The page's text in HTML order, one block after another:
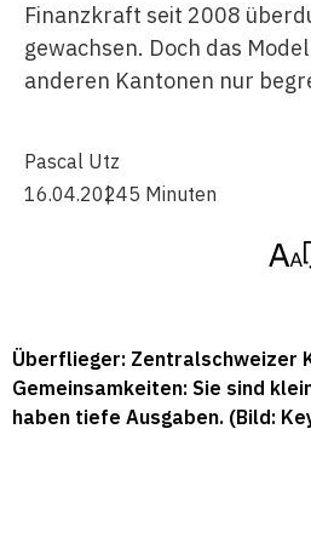
Finanzkraft seit 2008
gewachsen. Doch das
anderen Kantonen nur
Pascal Utz
16.04.20245 Minuten
Überflieger: Zentralschweizer
Gemeinsamkeiten: Sie sind
haben tiefe Ausgaben. (Bild: